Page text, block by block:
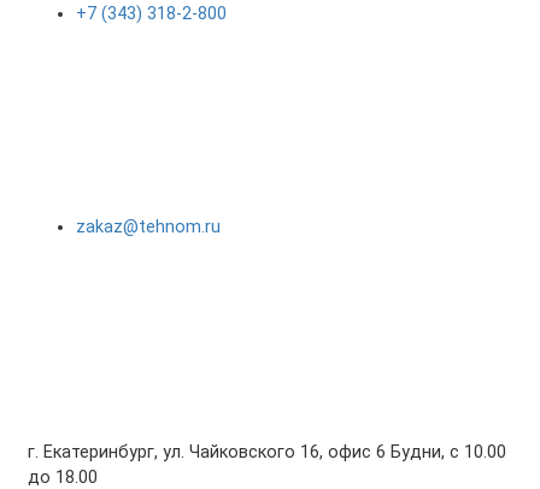
+7 (343) 318-2-800
zakaz@tehnom.ru
г. Екатеринбург, ул. Чайковского 16, офис 6 Будни, с 10.00
до 18.00